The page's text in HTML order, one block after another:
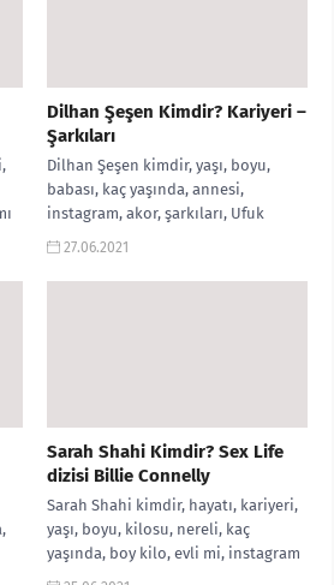
Dilhan Şeşen Kimdir? Kariyeri –
Şarkıları
Dilhan Şeşen kimdir, yaşı, boyu,
babası, kaç yaşında, annesi,
instagram, akor, şarkıları, Ufuk
Beydemir, kimin kızı, sevgilisi,
27.06.2021
Sarah Shahi Kimdir? Sex Life
dizisi Billie Connelly
Sarah Shahi kimdir, hayatı, kariyeri,
yaşı, boyu, kilosu, nereli, kaç
yaşında, boy kilo, evli mi, instagram
hesabı, Sex life Billie...